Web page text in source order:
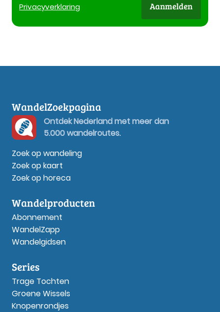
Privacyverklaring Aanmelden
WandelZoekpagina
Ontdek Nederland met meer dan
5.000 wandelroutes.
Zoek op wandeling
Zoek op kaart
Zoek op horeca
Wandelproducten
Abonnement
WandelZapp
Wandelgidsen
Series
Trage Tochten
Groene Wissels
Knopenrondjes